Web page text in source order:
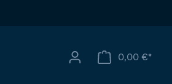
0,00 €*Il